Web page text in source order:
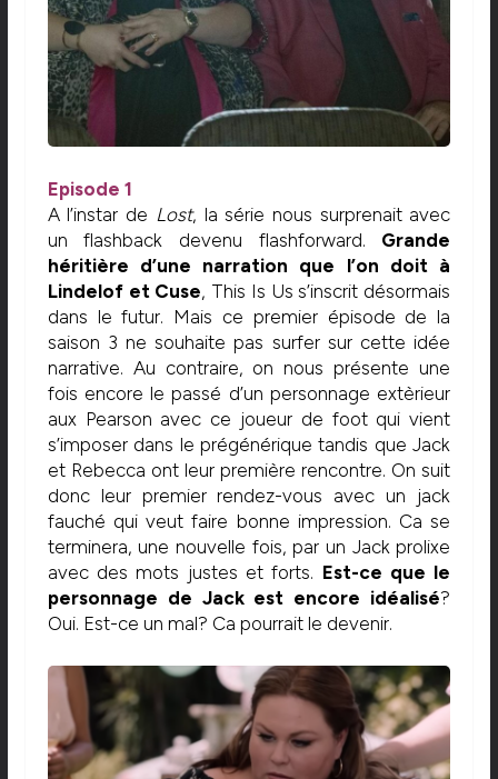
Episode 1
A l’instar de Lost, la série nous surprenait avec
un flashback devenu flashforward. Grande
héritière d’une narration que l’on doit à
Lindelof et Cuse, This Is Us s’inscrit désormais
dans le futur. Mais ce premier épisode de la
saison 3 ne souhaite pas surfer sur cette idée
narrative. Au contraire, on nous présente une
fois encore le passé d’un personnage extèrieur
aux Pearson avec ce joueur de foot qui vient
s’imposer dans le prégénérique tandis que Jack
et Rebecca ont leur première rencontre. On suit
donc leur premier rendez-vous avec un jack
fauché qui veut faire bonne impression. Ca se
terminera, une nouvelle fois, par un Jack prolixe
avec des mots justes et forts. Est-ce que le
personnage de Jack est encore idéalisé?
Oui. Est-ce un mal? Ca pourrait le devenir.